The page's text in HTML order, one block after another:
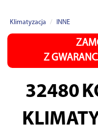
Klimatyzacja INNE
Z
32480